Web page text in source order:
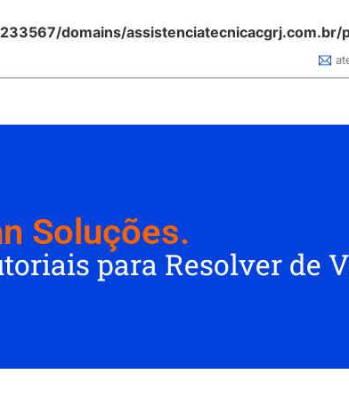
domains/assistenciatecnicacgrj.com.br/
Soluções.
para Resolver de